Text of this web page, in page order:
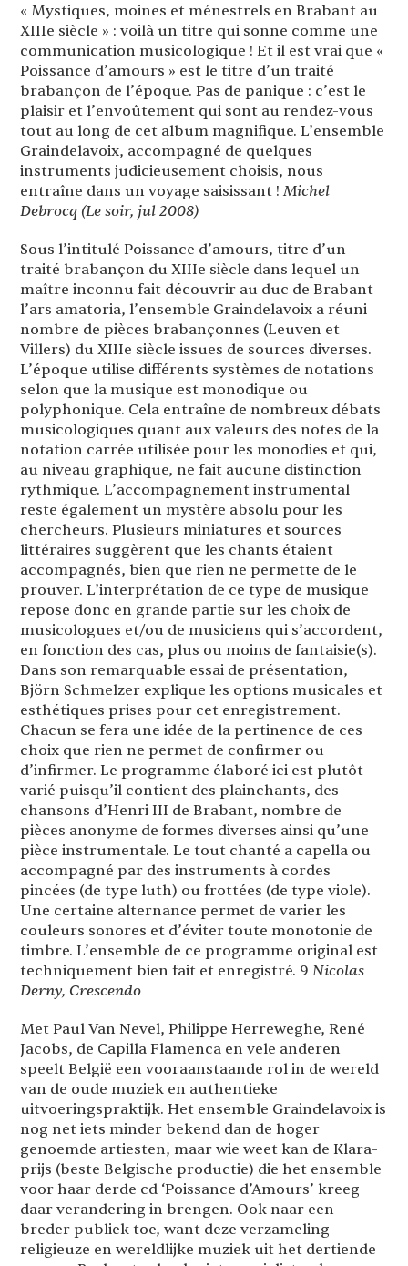
« Mystiques, moines et ménestrels en Brabant au
XIIIe siècle » : voilà un titre qui sonne comme une
communication musicologique ! Et il est vrai que «
Poissance d’amours » est le titre d’un traité
brabançon de l’époque. Pas de panique : c’est le
plaisir et l’envoûtement qui sont au rendez-vous
tout au long de cet album magnifique. L’ensemble
Graindelavoix, accompagné de quelques
instruments judicieusement choisis, nous
entraîne dans un voyage saisissant !Michel
Debrocq (Le soir, jul 2008)
Sous l’intitulé Poissance d’amours, titre d’un
traité brabançon du XIIIe siècle dans lequel un
maître inconnu fait découvrir au duc de Brabant
l’ars amatoria, l’ensemble Graindelavoix a réuni
nombre de pièces brabançonnes (Leuven et
Villers) du XIIIe siècle issues de sources diverses.
L’époque utilise différents systèmes de notations
selon que la musique est monodique ou
polyphonique. Cela entraîne de nombreux débats
musicologiques quant aux valeurs des notes de la
notation carrée utilisée pour les monodies et qui,
au niveau graphique, ne fait aucune distinction
rythmique. L’accompagnement instrumental
reste également un mystère absolu pour les
chercheurs. Plusieurs miniatures et sources
littéraires suggèrent que les chants étaient
accompagnés, bien que rien ne permette de le
prouver. L’interprétation de ce type de musique
repose donc en grande partie sur les choix de
musicologues et/ou de musiciens qui s’accordent,
en fonction des cas, plus ou moins de fantaisie(s).
Dans son remarquable essai de présentation,
Björn Schmelzer explique les options musicales et
esthétiques prises pour cet enregistrement.
Chacun se fera une idée de la pertinence de ces
choix que rien ne permet de confirmer ou
d’infirmer. Le programme élaboré ici est plutôt
varié puisqu’il contient des plainchants, des
chansons d’Henri III de Brabant, nombre de
pièces anonyme de formes diverses ainsi qu’une
pièce instrumentale. Le tout chanté a capella ou
accompagné par des instruments à cordes
pincées (de type luth) ou frottées (de type viole).
Une certaine alternance permet de varier les
couleurs sonores et d’éviter toute monotonie de
timbre. L’ensemble de ce programme original est
techniquement bien fait et enregistré. 9Nicolas
Derny, Crescendo
Met Paul Van Nevel, Philippe Herreweghe, René
Jacobs, de Capilla Flamenca en vele anderen
speelt België een vooraanstaande rol in de wereld
van de oude muziek en authentieke
uitvoeringspraktijk. Het ensemble Graindelavoix is
nog net iets minder bekend dan de hoger
genoemde artiesten, maar wie weet kan de Klara-
prijs (beste Belgische productie) die het ensemble
voor haar derde cd ‘Poissance d’Amours’ kreeg
daar verandering in brengen. Ook naar een
breder publiek toe, want deze verzameling
religieuze en wereldlijke muziek uit het dertiende